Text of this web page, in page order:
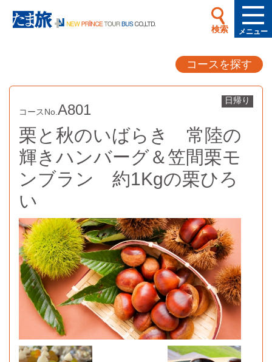
検索 メニュー
コースを探す
コースNo. A801
日帰り
栗と秋のいばらき 常陸の
輝きハンバーグ＆笠間栗モ
ンブラン 約1Kgの栗ひろ
い